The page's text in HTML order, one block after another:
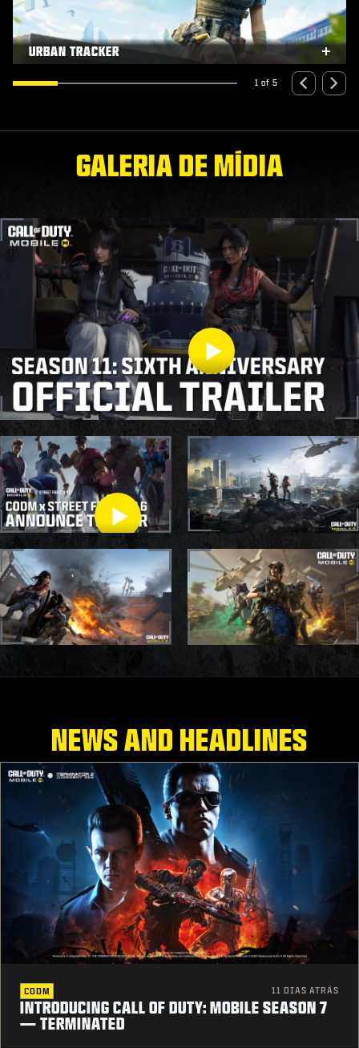
URBAN TRACKER
1 of 5
GALERIA DE MÍDIA
S11 OFFICIAL TRAILER
CODM X STREET
FIGHTER TRAILER
NEWS AND HEADLINES
CODM 11 DIAS ATRÁS
INTRODUCING CALL OF DUTY: MOBILE SEASON 7
— TERMINATED